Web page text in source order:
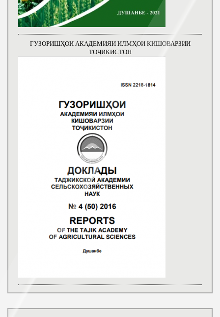
ГУЗОРИШҲОИ АКАДЕМИЯИ ИЛМҲОИ КИШОВАРЗИИ
ТОҶИКИСТОН